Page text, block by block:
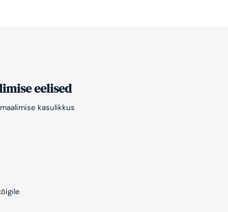
eelised
kasulikkus